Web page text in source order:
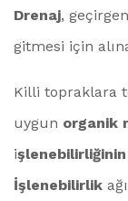
Drenaj,
gitmesi için
Killi topraklara
uygun organik
işlenebilirliğinin
İşlenebilirlik